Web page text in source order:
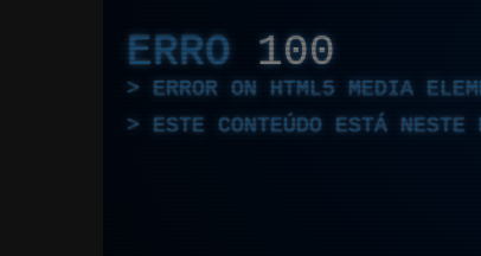
ERRO 100
ERROR ON HTML5 MEDIA
ESTE CONTEÚDO ESTÁ NESTE